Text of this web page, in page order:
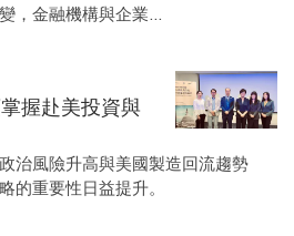
，金融機構與企業...
握赴美投資與
治風險升高與美國製造回流趨勢
的重要性日益提升。